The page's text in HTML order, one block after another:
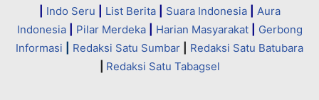
Indo Seru List Berita Suara Indonesia
Aura
Indonesia
Pilar Merdeka Harian Masyarakat
Gerbong
Informasi
Redaksi Satu Sumbar
Redaksi Satu Batubara
Redaksi Satu Tabagsel